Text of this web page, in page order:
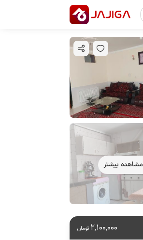
مشاهده بیشتر
2٬100٬000 تومان